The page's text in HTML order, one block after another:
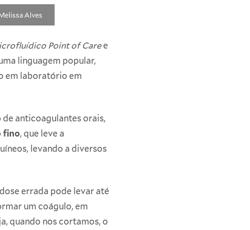
Alves
Point of Caree
linguagem popular,
em laboratório em
anticoagulantes orais,
fino, que leve a
levando a diversos
errada pode levar até
um coágulo, em
quando nos cortamos, o